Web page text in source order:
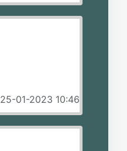
25-01-2023 10:46